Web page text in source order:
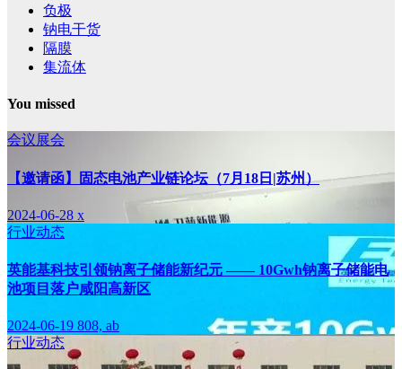
负极
钠电干货
隔膜
集流体
You missed
会议展会
【邀请函】固态电池产业链论坛（7月18日|苏州）
2024-06-28 x
行业动态
英能基科技引领钠离子储能新纪元 —— 10Gwh钠离子储能电
池项目落户咸阳高新区
2024-06-19 808, ab
行业动态